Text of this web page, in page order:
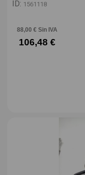
ID: 1561118
88,00 € Sin IVA
106,48 €